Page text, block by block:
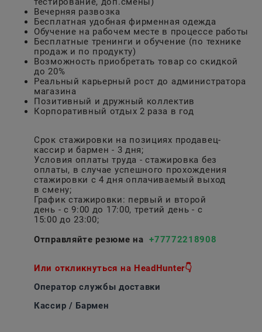
Вечерняя развозка
Бесплатная удобная фирменная одежда
Обучение на рабочем месте в процессе работы
Бесплатные тренинги и обучение (по технике
продаж и по продукту)
Возможность приобретать товар со скидкой
до 20%
Реальный карьерный рост до администратора
магазина
Позитивный и дружный коллектив
Корпоративный отдых 2 раза в год
Срок стажировки на позициях продавец-
кассир и бармен - 3 дня;
Условия оплаты труда - стажировка без
оплаты, в случае успешного прохождения
стажировки с 4 дня оплачиваемый выход
в смену;
График стажировки: первый и второй
день - с 9:00 до 17:00, третий день - с
15:00 до 23:00;
Отправляйте резюме на+77772218908
Или откликнуться на HeadHunter👇
Оператор службы доставки
Кассир / Бармен